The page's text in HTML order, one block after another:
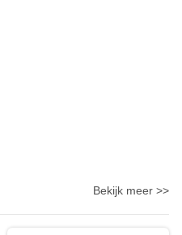
Bekijk meer >>